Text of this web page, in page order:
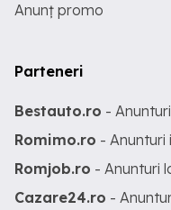
Anunț promo
Parteneri
Bestauto.ro -
Romimo.ro - Anunturi
Romjob.ro - Anunturi
Cazare24.ro -